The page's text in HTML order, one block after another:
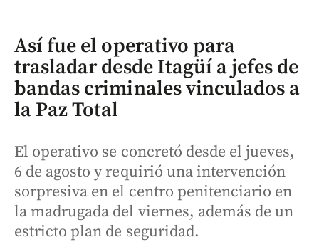
Así fue el operativo para
trasladar desde Itagüí a jefes de
bandas criminales vinculados a
la Paz Total
El operativo se concretó desde el jueves,
6 de agosto y requirió una intervención
sorpresiva en el centro penitenciario en
la madrugada del viernes, además de un
estricto plan de seguridad.